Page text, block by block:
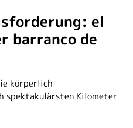
el
barranco de
körperlich
spektakulärsten Kilometer